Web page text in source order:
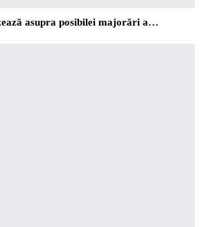
asupra posibilei majorări a…